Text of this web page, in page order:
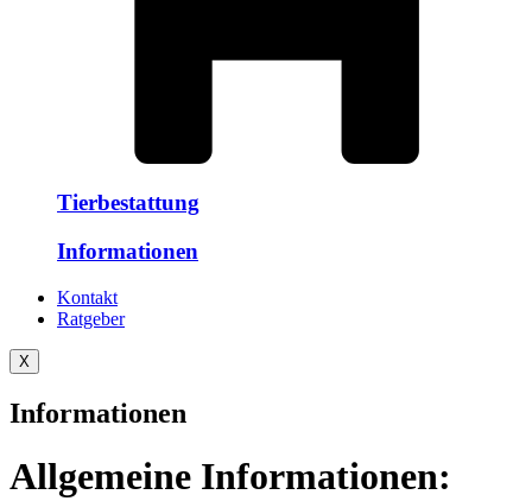
Tierbestattung
Informationen
Kontakt
Ratgeber
X
Informationen
Allgemeine Informationen: